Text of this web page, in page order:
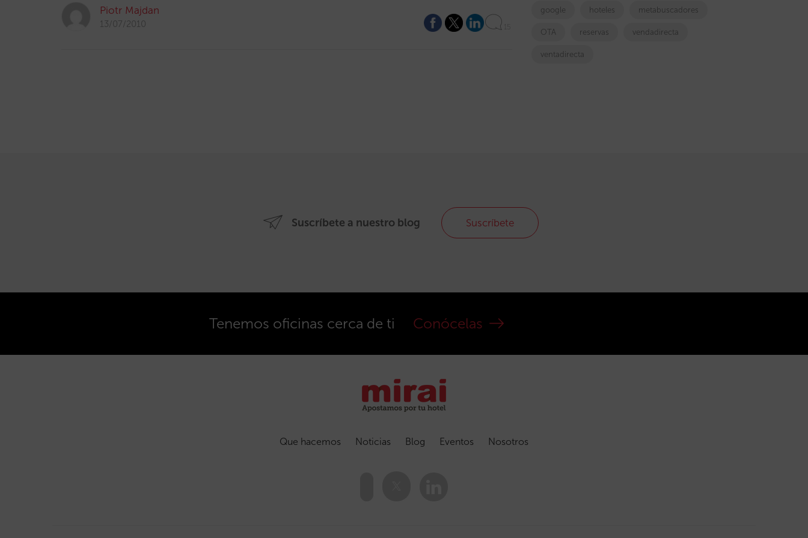
Piotr Majdan
13/07/2010
google hoteles metabuscadores
OTA reservas vendadirecta
ventadirecta
Suscríbete a nuestro blog Suscríbete
Tenemos oficinas cerca de ti Conócelas
Que hacemos Noticias Blog Eventos Nosotros